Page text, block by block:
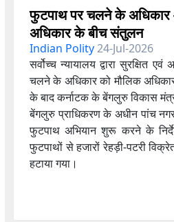
फुटपाथ पर चलने के
अधिकार के बीच संतुलन
Indian Polity24-Jul-2026
सर्वोच्च न्यायालय द्वारा सुरक्षित
चलने के अधिकार को मौलिक
के बाद कर्नाटक के बेंगलुरु विकास
बेंगलुरु प्राधिकरण के अधीन पांच
फुटपाथ अभियान शुरू करने के
फुटपाथों से हजारों रेहड़ी-पटरी
हटाया गया।